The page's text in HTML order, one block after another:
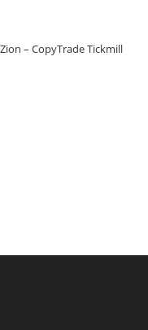
– CopyTrade Tickmill